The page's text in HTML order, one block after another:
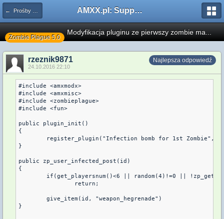
← Prośby o modyfikację AMXX.pl: Support AMX Mod X i SourceMod
Zombie Plague 5.0
Modyfikacja pluginu ze pierwszy zombie ma...
Najlepsza odpowiedź
rzeznik9871
24.10.2016 22:10
#include <amxmodx>
#include <amxmisc>
#include <zombieplague>
#include <fun>
public plugin_init()
{
}
public zp_user_infected_post(id)
{
}